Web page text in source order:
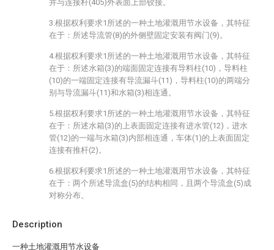
Description
一种土地灌溉用节水设备
并与连接杆(405)外表面上部铰接。
3.根据权利要求1所述的一种土地灌溉用节水设备，其特征
在于：所述导流管(8)的外侧壁固定安装有阀门(9)。
4.根据权利要求1所述的一种土地灌溉用节水设备，其特征
在于：所述水箱(3)的端面固定连接有导料柱(10)，导料柱
(10)的一端固定连接有导流漏斗(11)，导料柱(10)的两端分
别与导流漏斗(11)和水箱(3)相连通。
5.根据权利要求1所述的一种土地灌溉用节水设备，其特征
在于：所述水箱(3)的上表面固定连接有进水管(12)，进水
管(12)的一端与水箱(3)内部相连通，车体(1)的上表面固定
连接有推杆(2)。
6.根据权利要求1所述的一种土地灌溉用节水设备，其特征
在于：两个所述导流盒(5)的结构相同，且两个导流盒(5)成
对称分布。